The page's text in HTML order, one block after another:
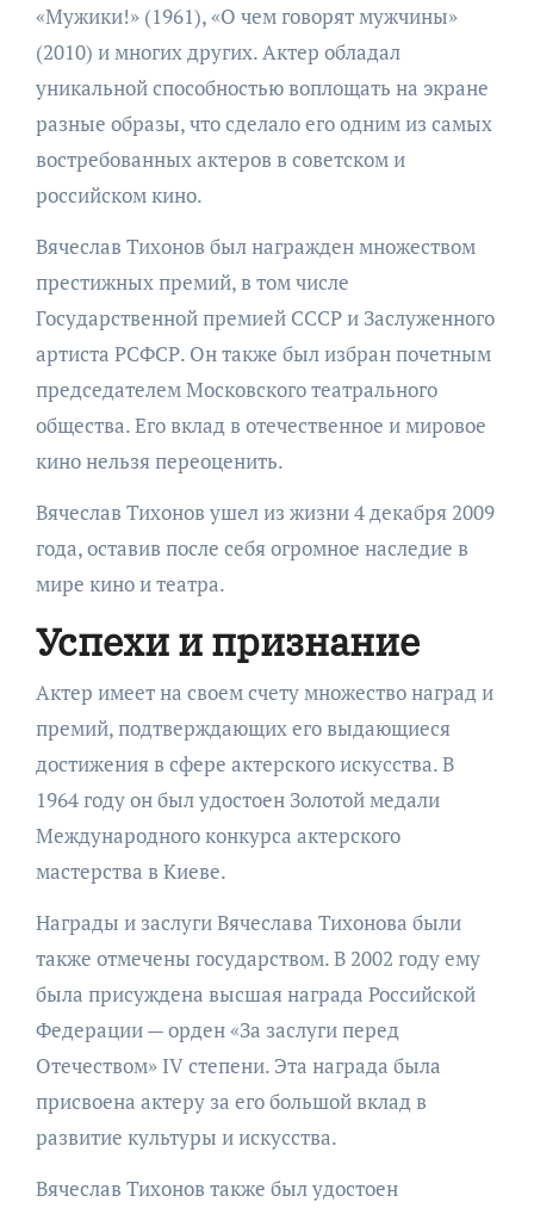
«Мужики!» (1961), «О чем говорят мужчины»
(2010) и многих других. Актер обладал
уникальной способностью воплощать на экране
разные образы, что сделало его одним из самых
востребованных актеров в советском и
российском кино.
Вячеслав Тихонов был награжден множеством
престижных премий, в том числе
Государственной премией СССР и Заслуженного
артиста РСФСР. Он также был избран почетным
председателем Московского театрального
общества. Его вклад в отечественное и мировое
кино нельзя переоценить.
Вячеслав Тихонов ушел из жизни 4 декабря 2009
года, оставив после себя огромное наследие в
мире кино и театра.
Успехи и признание
Актер имеет на своем счету множество наград и
премий, подтверждающих его выдающиеся
достижения в сфере актерского искусства. В
1964 году он был удостоен Золотой медали
Международного конкурса актерского
мастерства в Киеве.
Награды и заслуги Вячеслава Тихонова были
также отмечены государством. В 2002 году ему
была присуждена высшая награда Российской
Федерации — орден «За заслуги перед
Отечеством» IV степени. Эта награда была
присвоена актеру за его большой вклад в
развитие культуры и искусства.
Вячеслав Тихонов также был удостоен